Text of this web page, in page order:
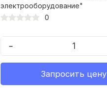
электрооборудование"
0
−
Запросить цену